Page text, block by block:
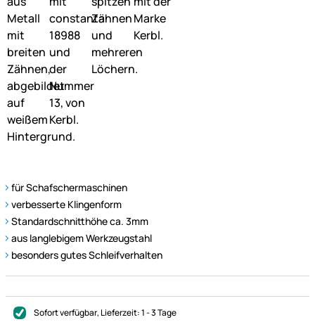
für Schafschermaschinen
verbesserte Klingenform
Standardschnitthöhe ca. 3mm
aus langlebigem Werkzeugstahl
besonders gutes Schleifverhalten
Sofort verfügbar, Lieferzeit:1 - 3 Tage